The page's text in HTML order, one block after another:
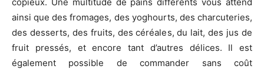
ainsi que des fromages, des yoghourts, des charcuteries,
des desserts, des fruits, des céréales, du lait, des jus de
fruit pressés, et encore tant d’autres délices. Il est
également possible de commander sans coût